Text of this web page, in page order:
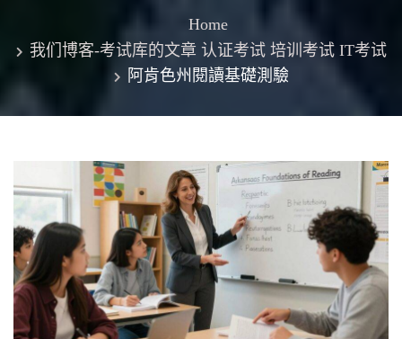
Home
我们博客-考试库的文章 认证考试 培训考试 IT考试
阿肯色州閱讀基礎測驗